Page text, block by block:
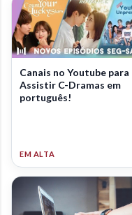
Canais no Youtube para
Assistir C-Dramas em
português!